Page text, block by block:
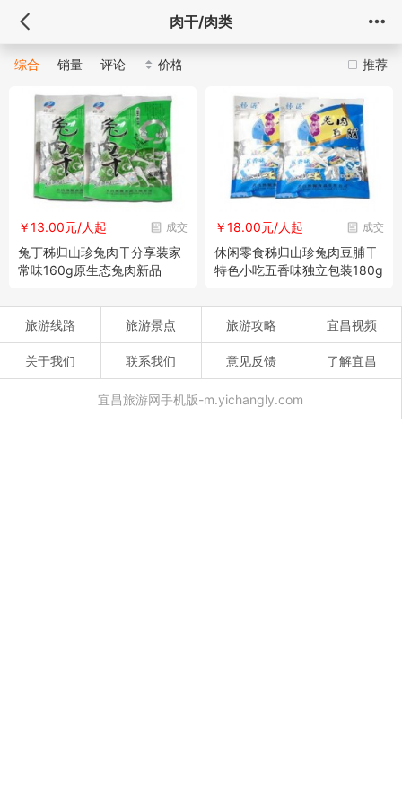
肉干/肉类
推荐
综合 销量 评论 价格
成交
￥13.00元/人起
兔丁秭归山珍兔肉干分享装家
常味160g原生态兔肉新品
成交
￥18.00元/人起
休闲零食秭归山珍兔肉豆脯干
特色小吃五香味独立包装180g
旅游线路 旅游景点 旅游攻略 宜昌视频
关于我们 联系我们 意见反馈 了解宜昌
宜昌旅游网手机版-m.yichangly.com